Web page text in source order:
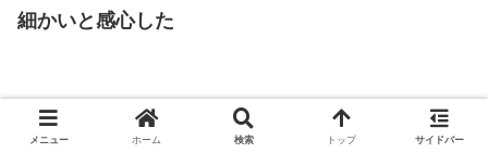
細かいと感心した
101： 2023/11/04(土) 09:20:06.33 ID:OGiNMoM60
メニュー ホーム 検索 トップ サイドバー